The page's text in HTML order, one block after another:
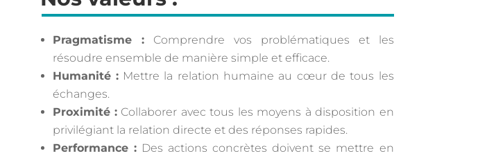
Pragmatisme :Comprendre vos problématiques et les
résoudre ensemble de manière simple et efficace.
Humanité :Mettre la relation humaine au cœur de tous les
échanges.
Proximité : Collaborer avec tous les moyens à disposition en
privilégiant la relation directe et des réponses rapides.
Performance :Des actions concrètes doivent se mettre en